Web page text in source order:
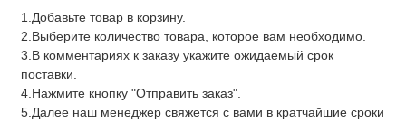
1.Добавьте товар в корзину.
2.Выберите количество товара, которое вам необходимо.
3.В комментариях к заказу укажите ожидаемый срок
поставки.
4.Нажмите кнопку "Отправить заказ".
5.Далее наш менеджер свяжется с вами в кратчайшие сроки